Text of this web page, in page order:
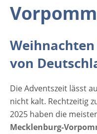
von
Die Adventszeit lässt
nicht kalt. Rechtzeitig
2025 haben die
Mecklenburg-